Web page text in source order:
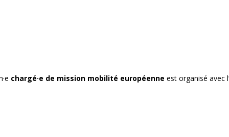
chargé·e de mission mobilité européenneest organisé avec